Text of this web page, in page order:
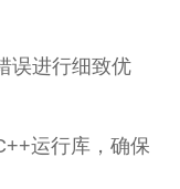
进行细致优
运行库，确保